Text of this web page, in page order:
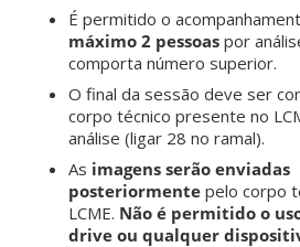
É permitido o
máximo 2 pessoas por
comporta número superior.
O final da sessão deve ser
corpo técnico presente no
análise (ligar 28 no ramal).
As imagens serão enviadas
posteriormente pelo corpo
LCME. Não é permitido o
drive ou qualquer